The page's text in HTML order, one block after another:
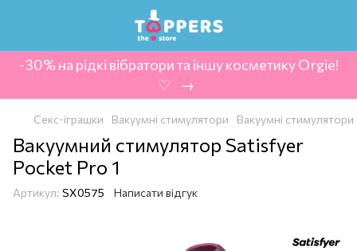
-30% на рідкі вібратори та іншу косметику Orgie!
‍ ♡ ‍ → ‍
Секс-іграшки Вакуумні стимулятори Вакуумні
Вакуумний стимулятор Satisfyer
Pocket Pro 1
Артикул: SX0575 Написати відгук